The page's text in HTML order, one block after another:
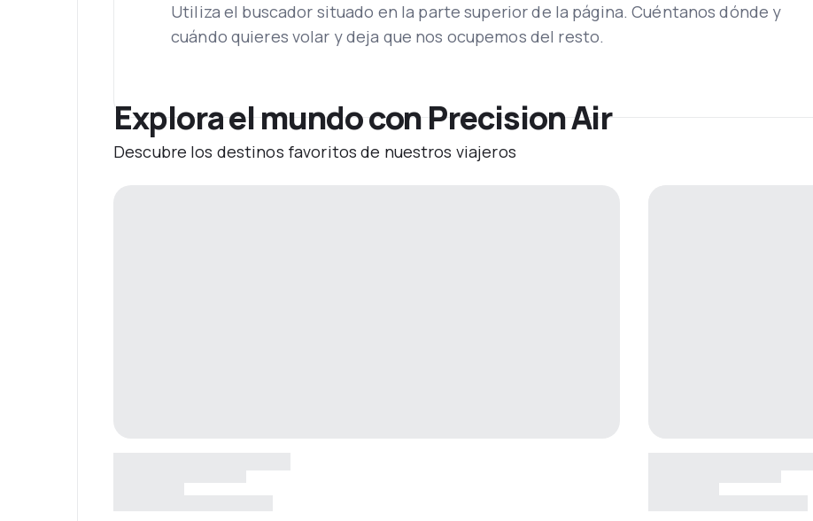
Utiliza el buscador situado en la parte superior de la página. Cuéntanos dónde y
cuándo quieres volar y deja que nos ocupemos del resto.
Explora el mundo con Precision Air
Descubre los destinos favoritos de nuestros viajeros